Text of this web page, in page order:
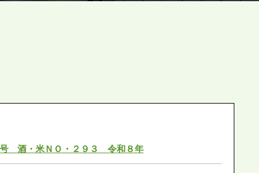
号 酒・米ＮＯ・２９３ 令和８年